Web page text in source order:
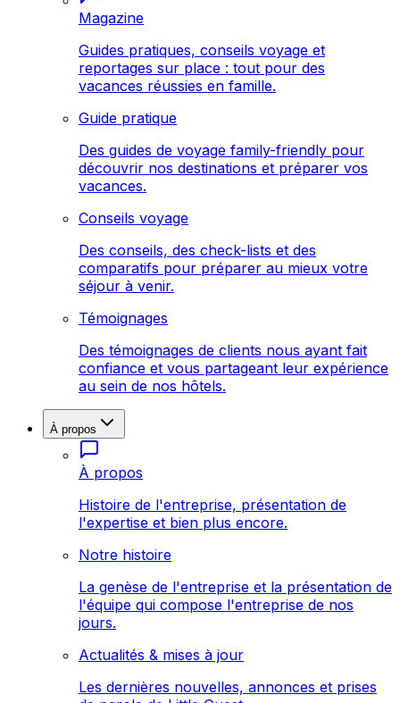
Magazine
Guides pratiques, conseils voyage et
reportages sur place : tout pour des
vacances réussies en famille.
Guide pratique
Des guides de voyage family-friendly pour
découvrir nos destinations et préparer vos
vacances.
Conseils voyage
Des conseils, des check-lists et des
comparatifs pour préparer au mieux votre
séjour à venir.
Témoignages
Des témoignages de clients nous ayant fait
confiance et vous partageant leur expérience
au sein de nos hôtels.
À propos
À propos
Histoire de l'entreprise, présentation de
l'expertise et bien plus encore.
Notre histoire
La genèse de l'entreprise et la présentation de
l'équipe qui compose l'entreprise de nos
jours.
Actualités & mises à jour
Les dernières nouvelles, annonces et prises